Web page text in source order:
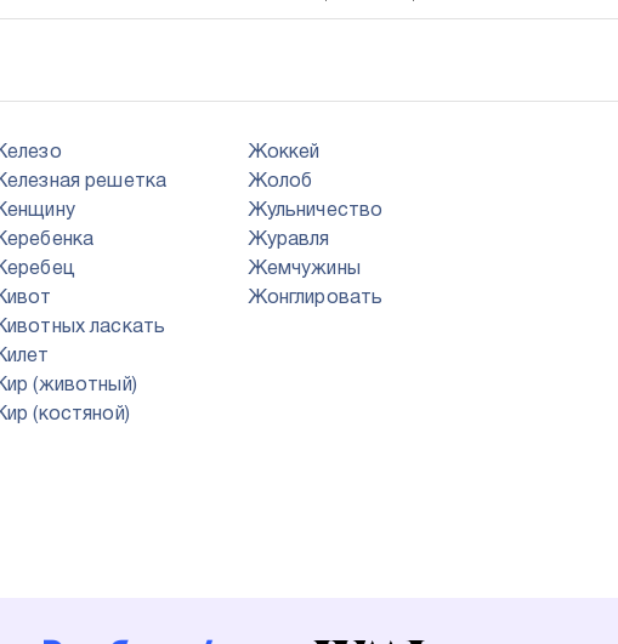
решетка
ласкать
(животный)
(костяной)
Жоккей
Жолоб
Жульничество
Журавля
Жемчужины
Жонглировать